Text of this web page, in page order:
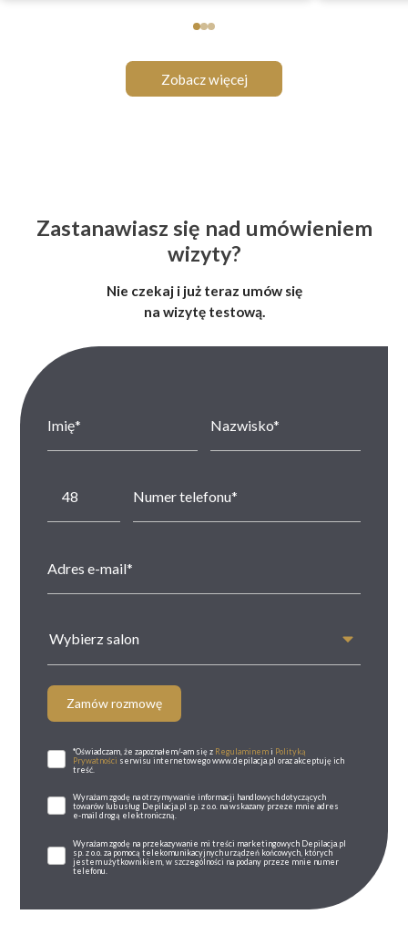
Zobacz więcej
Zastanawiasz się nad umówieniem
wizyty?
Nie czekaj i już teraz umów się
na wizytę testową.
Wybierz salon
Zamów rozmowę
*Oświadczam, że zapoznałem/-am się z Regulaminemi Polityką
Prywatności serwisu internetowego www.depilacja.pl oraz akceptuję ich
treść.
Wyrażam zgodę na otrzymywanie informacji handlowych dotyczących
towarów lub usług Depilacja.pl sp. z o.o. na wskazany przeze mnie adres
e-mail drogą elektroniczną.
Wyrażam zgodę na przekazywanie mi treści marketingowych Depilacja.pl
sp. z o.o. za pomocą telekomunikacyjnych urządzeń końcowych, których
jestem użytkownikiem, w szczególności na podany przeze mnie numer
telefonu.